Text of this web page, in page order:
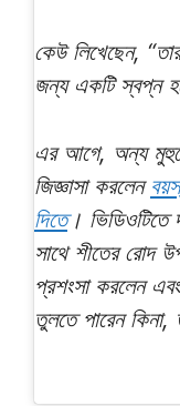
কেউ লিখেছেন,
জন্য একটি স্বপ্ন
এর আগে, অন্য
জিজ্ঞাসা করলেন
দিতে। ভিডিওটিতে
সাথে শীতের রোদ
প্রশংসা করলেন
তুলতে পারেন কিনা,